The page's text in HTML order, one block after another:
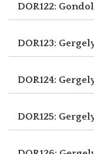
DOR122: Gondol
DOR123:
DOR124:
DOR125: